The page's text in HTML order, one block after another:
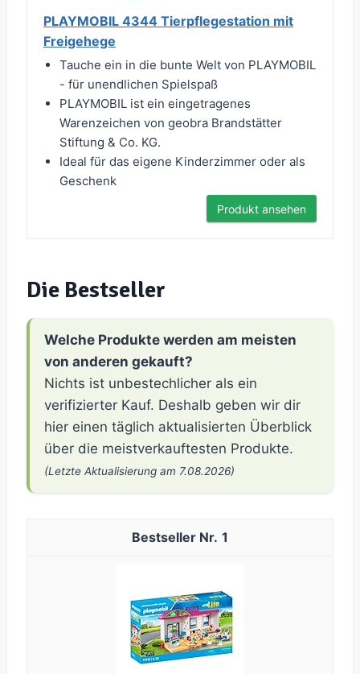
PLAYMOBIL 4344 Tierpflegestation mit
Freigehege
Tauche ein in die bunte Welt von PLAYMOBIL
- für unendlichen Spielspaß
PLAYMOBIL ist ein eingetragenes
Warenzeichen von geobra Brandstätter
Stiftung & Co. KG.
Ideal für das eigene Kinderzimmer oder als
Geschenk
Produkt ansehen
Die Bestseller
Welche Produkte werden am meisten
von anderen gekauft?
Nichts ist unbestechlicher als ein
verifizierter Kauf. Deshalb geben wir dir
hier einen täglich aktualisierten Überblick
über die meistverkauftesten Produkte.
(Letzte Aktualisierung am 7.08.2026)
1